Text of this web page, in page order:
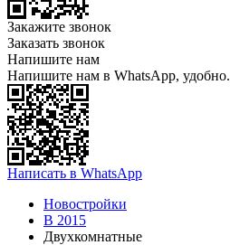
Закажите звонок
Заказать звонок
Напишите нам
Напишите нам в WhatsApp, удобно.
Написать в WhatsApp
Новостройки
В 2015
Двухкомнатные